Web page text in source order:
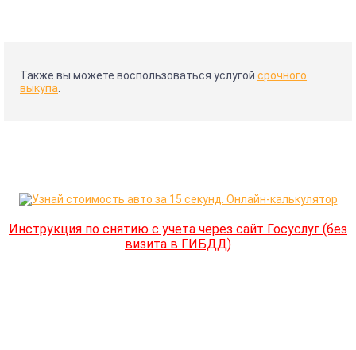
Также вы можете воспользоваться услугой срочного
выкупа.
Инструкция по снятию с учета через сайт Госуслуг (без
визита в ГИБДД)